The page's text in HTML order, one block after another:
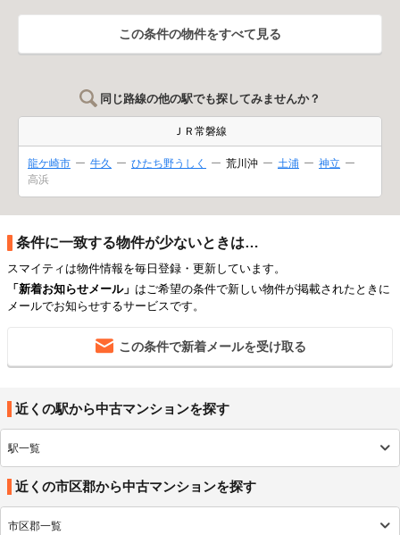
この条件の物件をすべて見る
同じ路線の他の駅でも探してみませんか？
ＪＲ常磐線
龍ケ崎市 牛久 ひたち野うしく 荒川沖 土浦
神立
高浜
条件に一致する物件が少ないときは…
スマイティは物件情報を毎日登録・更新しています。
「新着お知らせメール」 はご希望の条件で新しい物件が掲載されたときに
メールでお知らせするサービスです。
この条件で新着メールを受け取る
近くの駅から中古マンションを探す
駅一覧
近くの市区郡から中古マンションを探す
市区郡一覧